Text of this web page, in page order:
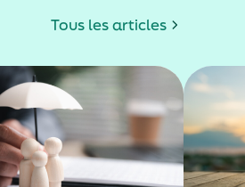
Tous les articles